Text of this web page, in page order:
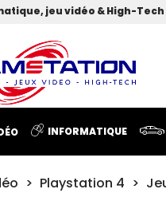
jeu vidéo & High-Tech
INFORMATIQUE
Playstation 4